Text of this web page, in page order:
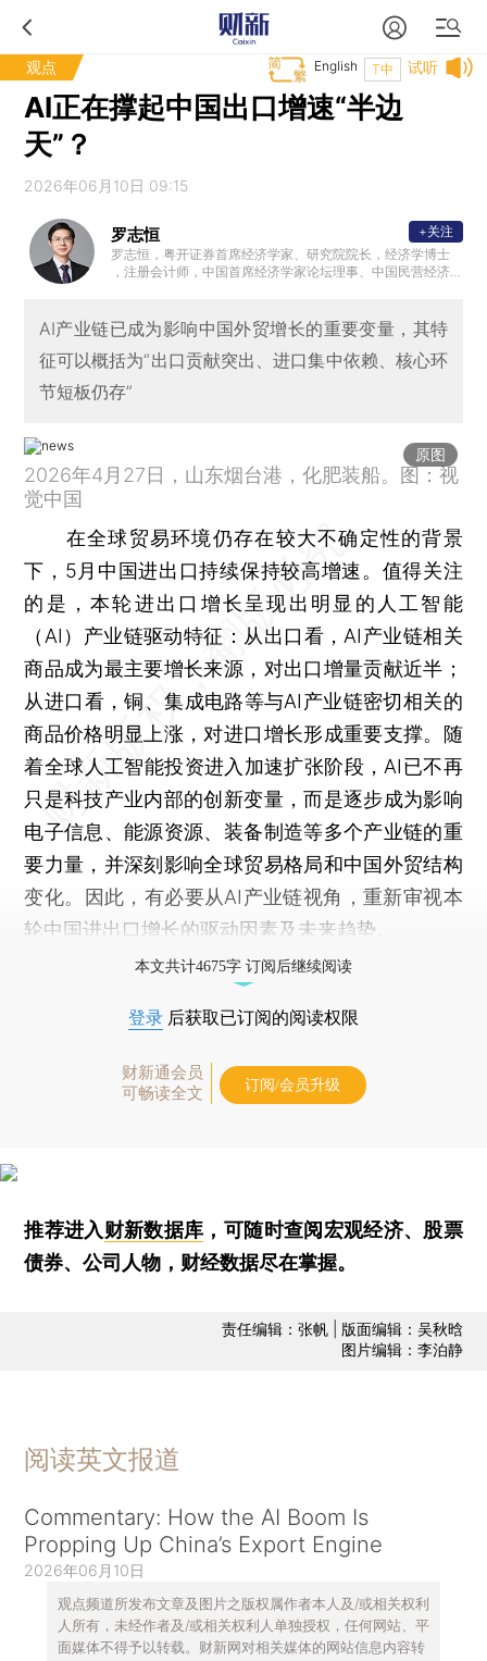
观点 试听
T中
English
AI正在撑起中国出口增速“半边
天”？
2026年06月10日 09:15
罗志恒
罗志恒，粤开证券首席经济学家、研究院院长，经济学博士
，注册会计师，中国首席经济学家论坛理事、中国民营经济
分析师。2023年7月受邀参加总理主持的经济形势专家座谈
会并做发言。主要研究方向：宏观经济、财政理论与政策。
+关注
AI产业链已成为影响中国外贸增长的重要变量，其特
征可以概括为“出口贡献突出、进口集中依赖、核心环
节短板仍存”
原图
2026年4月27日，山东烟台港，化肥装船。图：视
觉中国
在全球贸易环境仍存在较大不确定性的背景
下，5月中国进出口持续保持较高增速。值得关注
的是，本轮进出口增长呈现出明显的人工智能
（AI）产业链驱动特征：从出口看，AI产业链相关
商品成为最主要增长来源，对出口增量贡献近半；
从进口看，铜、集成电路等与AI产业链密切相关的
商品价格明显上涨，对进口增长形成重要支撑。随
着全球人工智能投资进入加速扩张阶段，AI已不再
只是科技产业内部的创新变量，而是逐步成为影响
电子信息、能源资源、装备制造等多个产业链的重
要力量，并深刻影响全球贸易格局和中国外贸结构
变化。因此，有必要从AI产业链视角，重新审视本
轮中国进出口增长的驱动因素及未来趋势。
本文共计4675字 订阅后继续阅读
登录 后获取已订阅的阅读权限
财新通会员
可畅读全文
订阅/会员升级
推荐进入财新数据库 ，可随时查阅宏观经济、股票
债券、公司人物，财经数据尽在掌握。
责任编辑：张帆 | 版面编辑：吴秋晗
图片编辑：李泊静
阅读英文报道
Commentary: How the AI Boom Is
Propping Up China’s Export Engine
2026年06月10日
观点频道所发布文章及图片之版权属作者本人及/或相关权利
人所有，未经作者及/或相关权利人单独授权，任何网站、平
面媒体不得予以转载。财新网对相关媒体的网站信息内容转